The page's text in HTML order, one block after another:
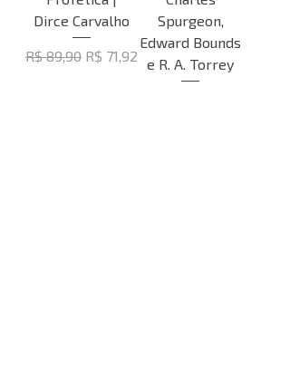
Dirce Carvalho
Preço normal
R$ 89,90 Preço promocional
R$ 71,92
Spurgeon,
Edward Bounds
e R. A. Torrey